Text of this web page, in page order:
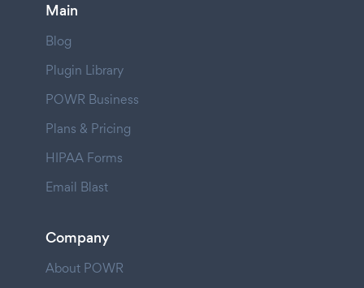
Main
Blog
Plugin Library
POWR Business
Plans & Pricing
HIPAA Forms
Email Blast
Company
About POWR